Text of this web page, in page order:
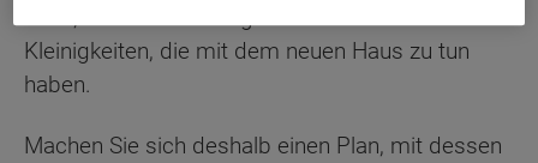
Kleinigkeiten, die mit dem neuen Haus zu tun
haben.
Machen Sie sich deshalb einen Plan, mit dessen